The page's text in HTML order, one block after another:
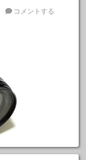
コメントする